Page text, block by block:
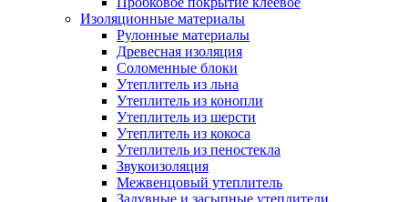
Изоляционные материалы
Рулонные материалы
Древесная изоляция
Соломенные блоки
Утеплитель из льна
Утеплитель из конопли
Утеплитель из шерсти
Утеплитель из кокоса
Утеплитель из пеностекла
Звукоизоляция
Межвенцовый утеплитель
Задувные и засыпные утеплители